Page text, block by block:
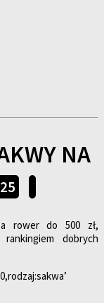
NA
rower do 500 zł,
dobrych